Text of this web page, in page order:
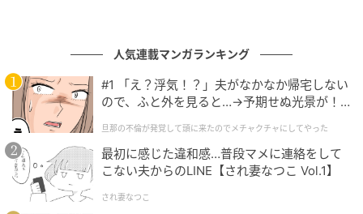
届きました。
の記事をもっとみる
人気連載マンガランキング
#1 「え？浮気！？」夫がなかなか帰宅しない
ので、ふと外を見ると…→予期せぬ光景が！
クチャにしてやった
旦那の不倫が発覚して頭に来たのでメチャクチャにしてやった
最初に感じた違和感…普段マメに連絡をして
こない夫からのLINE【され妻なつこ Vol.1】
され妻なつこ